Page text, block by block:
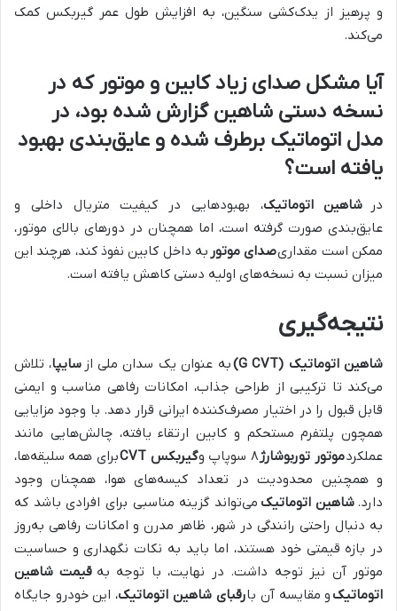
و پرهیز از یدک‌کشی سنگین، به افزایش طول عمر گیربکس کمک
می‌کند.
آیا مشکل صدای زیاد کابین و موتور که در
نسخه دستی شاهین گزارش شده بود، در
مدل اتوماتیک برطرف شده و عایق‌بندی بهبود
یافته است؟
در شاهین اتوماتیک، بهبودهایی در کیفیت متریال داخلی و
عایق‌بندی صورت گرفته است، اما همچنان در دورهای بالای موتور،
ممکن است مقداریصدای موتور به داخل کابین نفوذ کند، هرچند این
میزان نسبت به نسخه‌های اولیه دستی کاهش یافته است.
نتیجه‌گیری
شاهین اتوماتیک (G CVT) به عنوان یک سدان ملی از سایپا، تلاش
می‌کند تا ترکیبی از طراحی جذاب، امکانات رفاهی مناسب و ایمنی
قابل قبول را در اختیار مصرف‌کننده ایرانی قرار دهد. با وجود مزایایی
همچون پلتفرم مستحکم و کابین ارتقاء یافته، چالش‌هایی مانند
عملکردموتور توربوشارژ۸ سوپاپ و گیربکس CVT
برای همه سلیقه‌ها،
و همچنین محدودیت در تعداد کیسه‌های هوا، همچنان وجود
دارد. شاهین اتوماتیک می‌تواند گزینه مناسبی برای افرادی باشد که
به دنبال راحتی رانندگی در شهر، ظاهر مدرن و امکانات رفاهی به‌روز
در بازه قیمتی خود هستند، اما باید به نکات نگهداری و حساسیت
موتور آن نیز توجه داشت. در نهایت، با توجه به قیمت شاهین
اتوماتیک و مقایسه آن بارقبای شاهین اتوماتیک، این خودرو جایگاه